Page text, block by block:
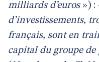
milliards d’euros») :
d’investissements,
français, sont en
capital du groupe de